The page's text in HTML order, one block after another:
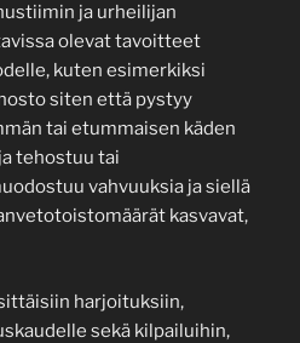
ja urheilijan
olevat tavoitteet
kuten esimerkiksi
siten että pystyy
tai etummaisen käden
tehostuu tai
vahvuuksia ja siellä
kasvavat,
harjoituksiin,
sekä kilpailuihin,